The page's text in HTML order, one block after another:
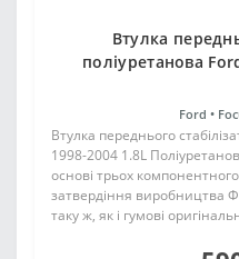
Втулка
поліуретанова
Ford •
Втулка переднього
1998-2004 1.8L
основі трьох
затвердіння виробництва
таку ж, як і гумові